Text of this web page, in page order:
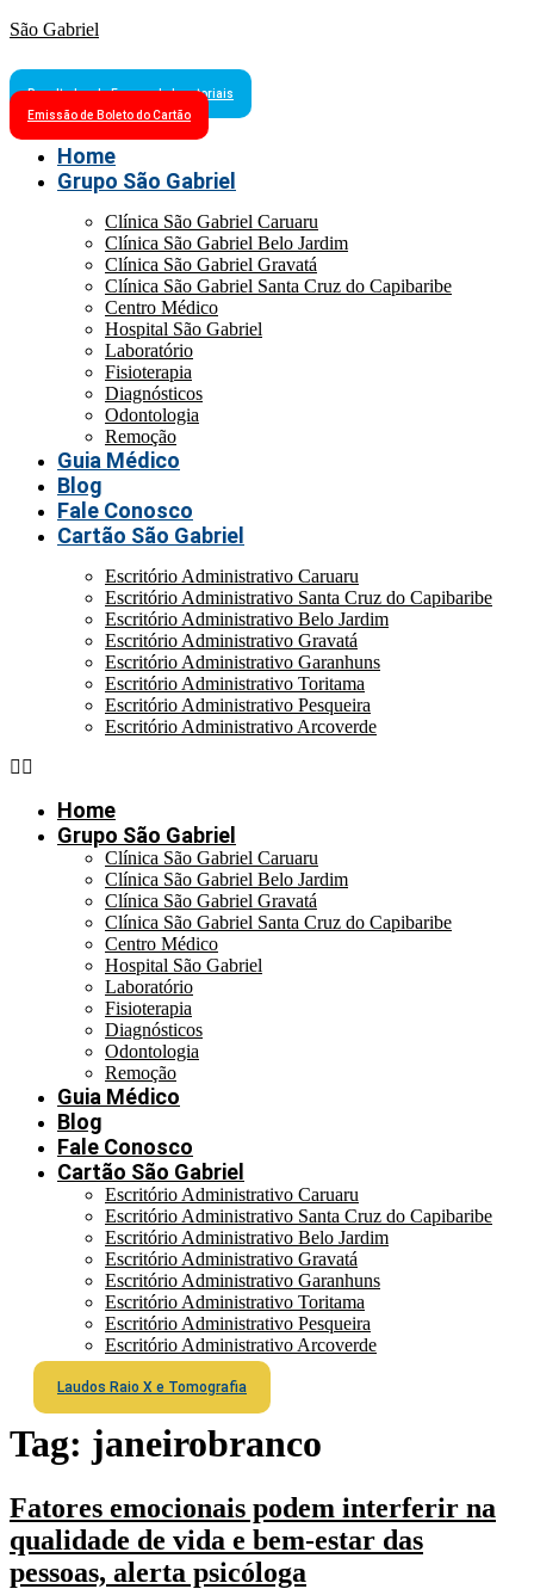
São Gabriel
Resultados de Exames Laboratoriais
Emissão de Boleto do Cartão
Home
Grupo São Gabriel
Clínica São Gabriel Caruaru
Clínica São Gabriel Belo Jardim
Clínica São Gabriel Gravatá
Clínica São Gabriel Santa Cruz do Capibaribe
Centro Médico
Hospital São Gabriel
Laboratório
Fisioterapia
Diagnósticos
Odontologia
Remoção
Guia Médico
Blog
Fale Conosco
Cartão São Gabriel
Escritório Administrativo Caruaru
Escritório Administrativo Santa Cruz do Capibaribe
Escritório Administrativo Belo Jardim
Escritório Administrativo Gravatá
Escritório Administrativo Garanhuns
Escritório Administrativo Toritama
Escritório Administrativo Pesqueira
Escritório Administrativo Arcoverde
Home
Grupo São Gabriel
Clínica São Gabriel Caruaru
Clínica São Gabriel Belo Jardim
Clínica São Gabriel Gravatá
Clínica São Gabriel Santa Cruz do Capibaribe
Centro Médico
Hospital São Gabriel
Laboratório
Fisioterapia
Diagnósticos
Odontologia
Remoção
Guia Médico
Blog
Fale Conosco
Cartão São Gabriel
Escritório Administrativo Caruaru
Escritório Administrativo Santa Cruz do Capibaribe
Escritório Administrativo Belo Jardim
Escritório Administrativo Gravatá
Escritório Administrativo Garanhuns
Escritório Administrativo Toritama
Escritório Administrativo Pesqueira
Escritório Administrativo Arcoverde
Laudos Raio X e Tomografia
Tag: janeirobranco
Fatores emocionais podem interferir na
qualidade de vida e bem-estar das
pessoas, alerta psicóloga